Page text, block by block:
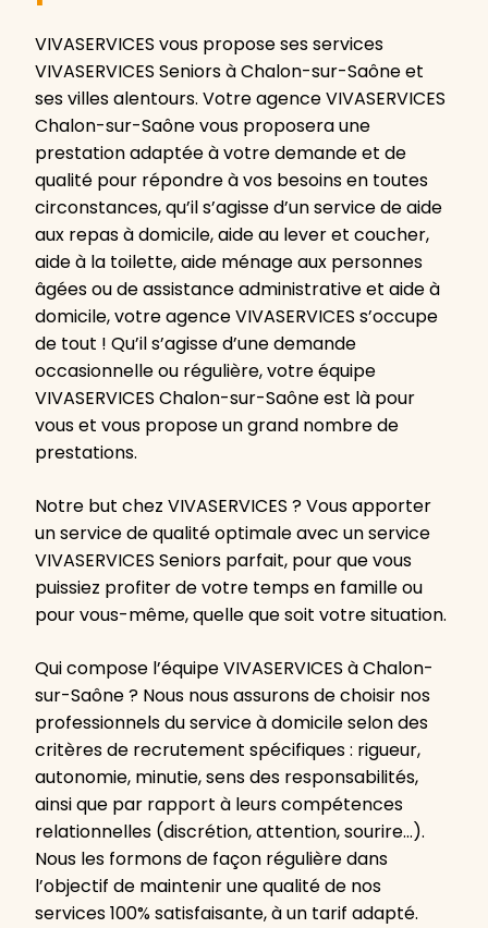
VIVASERVICES vous propose ses services
VIVASERVICES Seniors à Chalon-sur-Saône et
ses villes alentours. Votre agence VIVASERVICES
Chalon-sur-Saône vous proposera une
prestation adaptée à votre demande et de
qualité pour répondre à vos besoins en toutes
circonstances, qu’il s’agisse d’un service de aide
aux repas à domicile, aide au lever et coucher,
aide à la toilette, aide ménage aux personnes
âgées ou de assistance administrative et aide à
domicile, votre agence VIVASERVICES s’occupe
de tout ! Qu’il s’agisse d’une demande
occasionnelle ou régulière, votre équipe
VIVASERVICES Chalon-sur-Saône est là pour
vous et vous propose un grand nombre de
prestations.
Notre but chez VIVASERVICES ? Vous apporter
un service de qualité optimale avec un service
VIVASERVICES Seniors parfait, pour que vous
puissiez profiter de votre temps en famille ou
pour vous-même, quelle que soit votre situation.
Qui compose l’équipe VIVASERVICES à Chalon-
sur-Saône ? Nous nous assurons de choisir nos
professionnels du service à domicile selon des
critères de recrutement spécifiques : rigueur,
autonomie, minutie, sens des responsabilités,
ainsi que par rapport à leurs compétences
relationnelles (discrétion, attention, sourire…).
Nous les formons de façon régulière dans
l’objectif de maintenir une qualité de nos
services 100% satisfaisante, à un tarif adapté.